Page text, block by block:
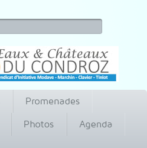
Promenades
Photos
Agenda